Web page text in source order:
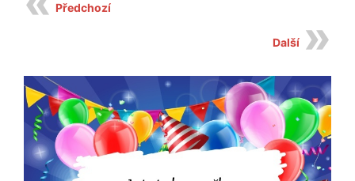
Předchozí
Další